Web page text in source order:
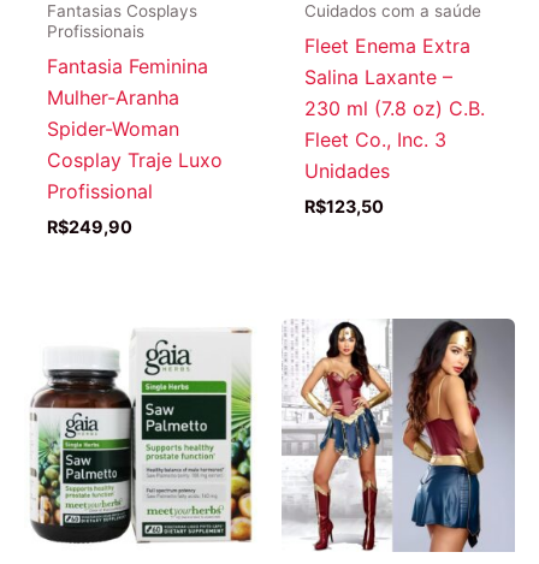
Fantasias Cosplays
Profissionais
Fantasia Feminina
Mulher-Aranha
Spider-Woman
Cosplay Traje Luxo
Profissional
R$249,90
Cuidados com a saúde
Fleet Enema Extra
Salina Laxante –
230 ml (7.8 oz) C.B.
Fleet Co., Inc. 3
Unidades
R$123,50